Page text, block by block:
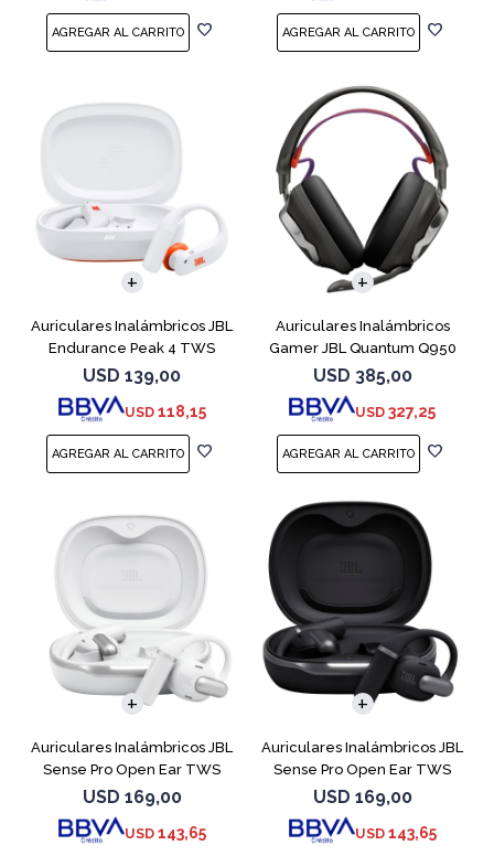
Auriculares Inalámbricos JBL
Endurance Peak 4 TWS
Blanco
USD 139,00
USD 118,15
Auriculares Inalámbricos
Gamer JBL Quantum Q950
Negro
USD 385,00
USD 327,25
Auriculares Inalámbricos JBL
Sense Pro Open Ear TWS
Blanco
USD 169,00
USD 143,65
Auriculares Inalámbricos JBL
Sense Pro Open Ear TWS
Negro
USD 169,00
USD 143,65